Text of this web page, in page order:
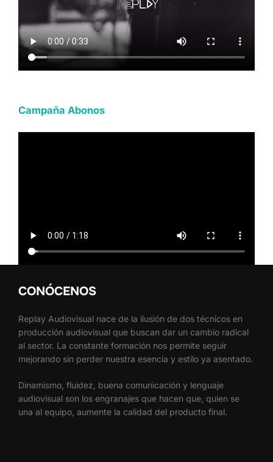
Campaña Abonos
CONÓCENOS
Replay Audiovisual nace de la ilusión de dos técnicos en
producción audiovisual que buscan dar un cambio radical
al sector. La constante formación nos permite seguir
mejorando sin perder nuestra esencia y estilo ya asentado.
Dinamismo, fluidez, buena comunicación y lenguaje
audiovisual son los engranajes que hacen que, quien se
una al equipo, aumente la calidad del producto final.